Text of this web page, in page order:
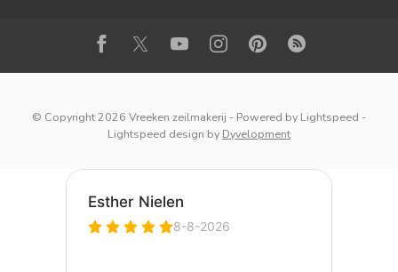
© Copyright 2026 Vreeken zeilmakerij - Powered by Lightspeed -
Lightspeed design by Dyvelopment